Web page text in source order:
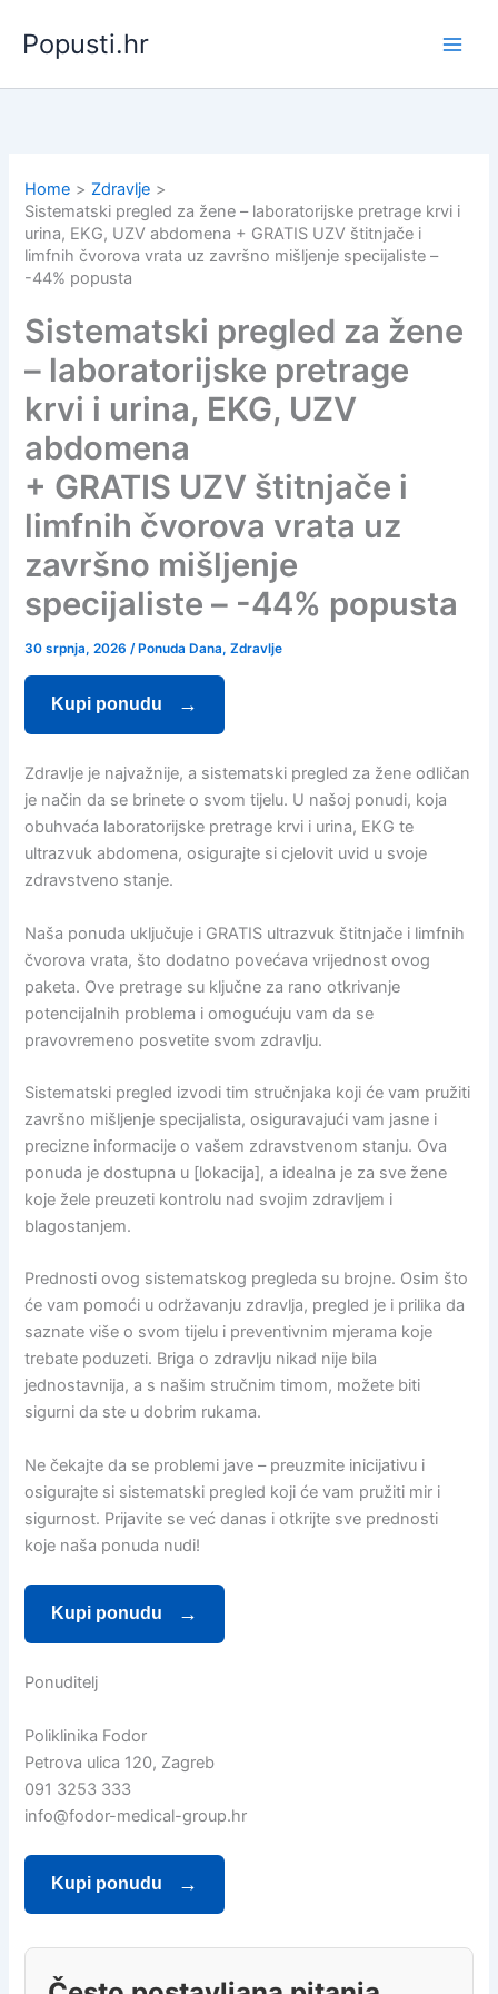
content
Popusti.hr
Home
Zdravlje
Sistematski pregled za žene – laboratorijske pretrage krvi i
urina, EKG, UZV abdomena + GRATIS UZV štitnjače i
limfnih čvorova vrata uz završno mišljenje specijaliste –
-44% popusta
Sistematski pregled za žene
– laboratorijske pretrage
krvi i urina, EKG, UZV
abdomena
+ GRATIS UZV štitnjače i
limfnih čvorova vrata uz
završno mišljenje
specijaliste – -44% popusta
30 srpnja, 2026/ Ponuda Dana,Zdravlje
Kupi ponudu
Zdravlje je najvažnije, a sistematski pregled za žene odličan
je način da se brinete o svom tijelu. U našoj ponudi, koja
obuhvaća laboratorijske pretrage krvi i urina, EKG te
ultrazvuk abdomena, osigurajte si cjelovit uvid u svoje
zdravstveno stanje.
Naša ponuda uključuje i GRATIS ultrazvuk štitnjače i limfnih
čvorova vrata, što dodatno povećava vrijednost ovog
paketa. Ove pretrage su ključne za rano otkrivanje
potencijalnih problema i omogućuju vam da se
pravovremeno posvetite svom zdravlju.
Sistematski pregled izvodi tim stručnjaka koji će vam pružiti
završno mišljenje specijalista, osiguravajući vam jasne i
precizne informacije o vašem zdravstvenom stanju. Ova
ponuda je dostupna u [lokacija], a idealna je za sve žene
koje žele preuzeti kontrolu nad svojim zdravljem i
blagostanjem.
Prednosti ovog sistematskog pregleda su brojne. Osim što
će vam pomoći u održavanju zdravlja, pregled je i prilika da
saznate više o svom tijelu i preventivnim mjerama koje
trebate poduzeti. Briga o zdravlju nikad nije bila
jednostavnija, a s našim stručnim timom, možete biti
sigurni da ste u dobrim rukama.
Ne čekajte da se problemi jave – preuzmite inicijativu i
osigurajte si sistematski pregled koji će vam pružiti mir i
sigurnost. Prijavite se već danas i otkrijte sve prednosti
koje naša ponuda nudi!
Kupi ponudu
Ponuditelj
Poliklinika Fodor
Petrova ulica 120, Zagreb
091 3253 333
info@fodor-medical-group.hr
Kupi ponudu